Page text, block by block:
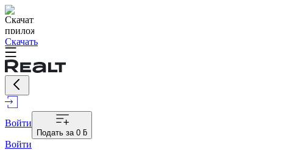
Скачать
Войти
Подать за 0 ƃ
Войти